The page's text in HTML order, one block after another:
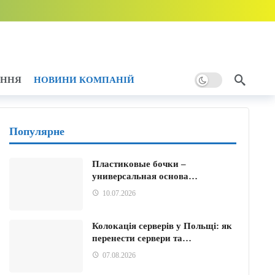
тому
НОВИНИ КОМПАНІЙ
Популярне
Пластиковые бочки –
универсальная основа…
10.07.2026
Колокація серверів у Польщі: як
перенести сервери та…
07.08.2026